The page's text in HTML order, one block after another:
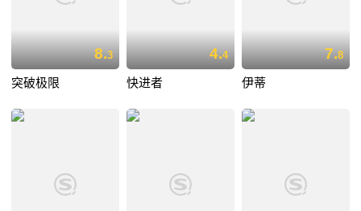
8.3
突破极限
4.4
快进者
7.8
伊蒂